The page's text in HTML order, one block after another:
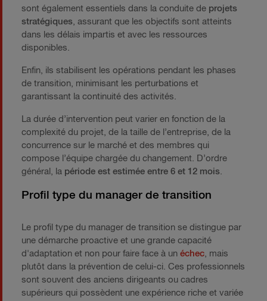
sont également essentiels dans la conduite de projets
stratégiques , assurant que les objectifs sont atteints
dans les délais impartis et avec les ressources
disponibles.
Enfin, ils stabilisent les opérations pendant les phases
de transition, minimisant les perturbations et
garantissant la continuité des activités.
La durée d’intervention peut varier en fonction de la
complexité du projet, de la taille de l’entreprise, de la
concurrence sur le marché et des membres qui
compose l’équipe chargée du changement. D’ordre
général, la période est estimée entre 6 et 12 mois.
Profil type du manager de transition
Le profil type du manager de transition se distingue par
une démarche proactive et une grande capacité
d'adaptation et non pour faire face à un échec, mais
plutôt dans la prévention de celui-ci. Ces professionnels
sont souvent des anciens dirigeants ou cadres
supérieurs qui possèdent une expérience riche et variée